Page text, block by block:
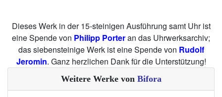
Dieses Werk in der 15-steinigen Ausführung samt Uhr ist
eine Spende von Philipp Porteran das Uhrwerksarchiv;
das siebensteinige Werk ist eine Spende von Rudolf
Jeromin. Ganz herzlichen Dank für die Unterstützung!
Weitere Werke von Bifora